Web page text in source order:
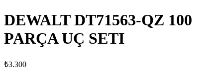
DEWALT DT71563-QZ 100
PARÇA UÇ SETI
₺3.300